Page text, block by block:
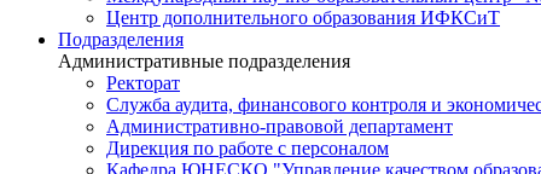
Центр дополнительного образования ИФКСиТ
Подразделения
Административные подразделения
Ректорат
Служба аудита, финансового контроля и
Административно-правовой департамент
Дирекция по работе с персоналом
Кафедра ЮНЕСКО "Управление качеством